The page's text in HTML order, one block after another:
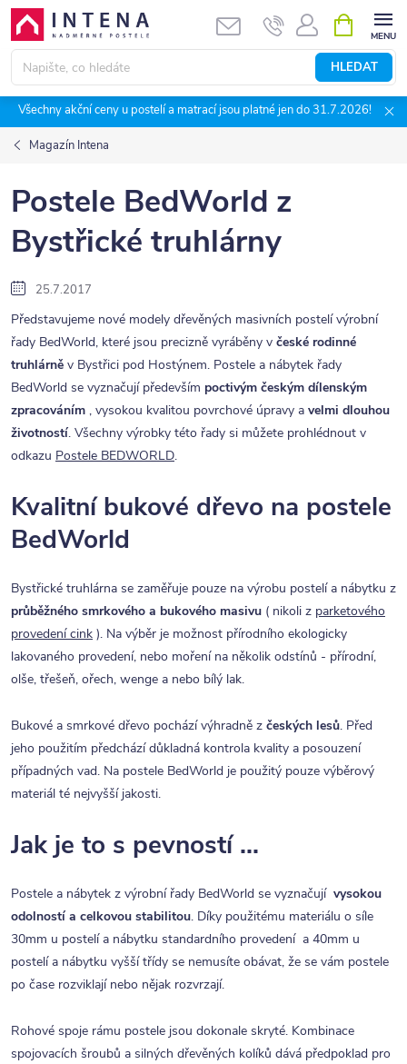
Přejít
obsah
HLEDAT
NÁKUPNÍ
KOŠÍK
Všechny akční ceny u postelí a matrací jsou platné jen do 31.7.2026!
Magazín Intena
Postele BedWorld z
Bystřické truhlárny
25.7.2017
Představujeme nové modely dřevěných masivních postelí výrobní
řady BedWorld, které jsou precizně vyráběny v české rodinné
truhlárně v Bystřici pod Hostýnem. Postele a nábytek řady
BedWorld se vyznačují především poctivým českým dílenským
zpracováním , vysokou kvalitou povrchové úpravy a velmi dlouhou
životností. Všechny výrobky této řady si můžete prohlédnout v
odkazu Postele BEDWORLD.
Kvalitní bukové dřevo na postele
BedWorld
Bystřické truhlárna se zaměřuje pouze na výrobu postelí a nábytku z
průběžného smrkového a bukového masivu ( nikoli z parketového
provedení cink ). Na výběr je možnost přírodního ekologicky
lakovaného provedení, nebo moření na několik odstínů - přírodní,
olše, třešeň, ořech, wenge a nebo bílý lak.
Bukové a smrkové dřevo pochází výhradně z českých lesů. Před
jeho použitím předchází důkladná kontrola kvality a posouzení
případných vad. Na postele BedWorld je použitý pouze výběrový
materiál té nejvyšší jakosti.
Jak je to s pevností ...
Postele a nábytek z výrobní řady BedWorld se vyznačují vysokou
odolností a celkovou stabilitou. Díky použitému materiálu o síle
30mm u postelí a nábytku standardního provedení a 40mm u
postelí a nábytku vyšší třídy se nemusíte obávat, že se vám postele
po čase rozviklají nebo nějak rozvrzají.
Rohové spoje rámu postele jsou dokonale skryté. Kombinace
spojovacích šroubů a silných dřevěných kolíků dává předpoklad pro